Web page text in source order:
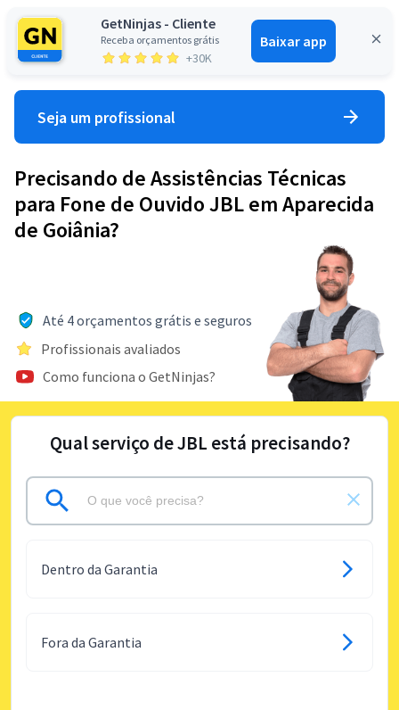
GetNinjas - Cliente
Receba orçamentos grátis
+30K
Baixar app
Entrar
Seja um profissional
Precisando de Assistências Técnicas
para Fone de Ouvido JBL em Aparecida
de Goiânia?
Até 4 orçamentos grátis e seguros
Profissionais avaliados
Como funciona o GetNinjas?
Qual serviço de JBL está precisando?
Dentro da Garantia
Fora da Garantia